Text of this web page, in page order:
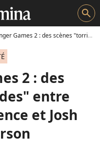
search
2 : des scènes "torrides" entre Jennifer Lawrence et Josh Hutcherson
2 : des
entre
et Josh